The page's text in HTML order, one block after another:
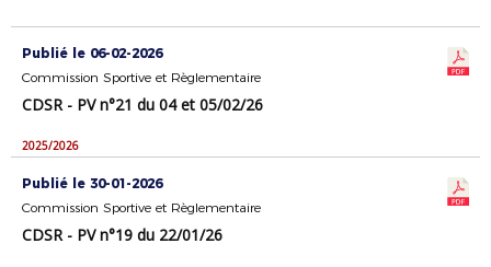
Publié le 06-02-2026
Commission Sportive et Règlementaire
CDSR - PV n°21 du 04 et 05/02/26
2025/2026
Publié le 30-01-2026
Commission Sportive et Règlementaire
CDSR - PV n°19 du 22/01/26